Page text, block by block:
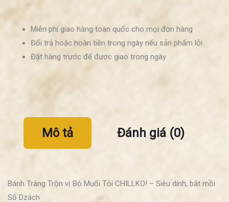
Miễn phí giao hàng toàn quốc cho mọi đơn hàng
Đổi trả hoặc hoàn tiền trong ngày nếu sản phẩm lỗi
Đặt hàng trước để được giao trong ngày
Mô tả Đánh giá (0)
Bánh Tráng Trộn vị Bò Muối Tỏi CHILLKO! – Siêu dính, bắt mồi
Số Dzách